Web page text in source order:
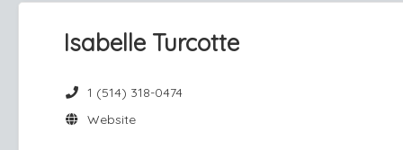
Isabelle Turcotte
1 (514) 318-0474
Website